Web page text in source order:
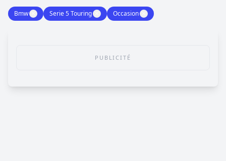
Bmw Serie 5 Touring Occasion
PUBLICITÉ